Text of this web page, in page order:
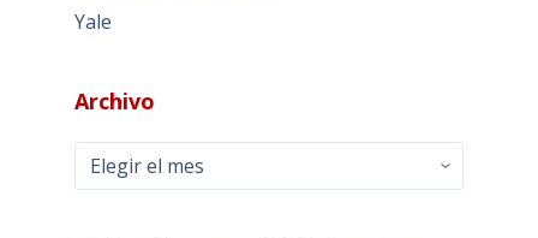
Yale
Archivo
Archivo